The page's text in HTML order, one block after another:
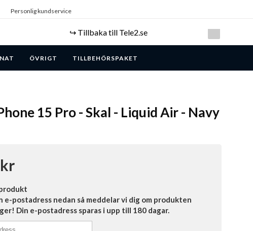
Personlig kundservice
↪️ Tillbaka till Tele2.se
ÖVRIGT TILLBEHÖRSPAKET
15 Pro - Skal - Liquid Air - Navy
e-postadress nedan så meddelar vi dig om produkten
Din e-postadress sparas i upp till 180 dagar.